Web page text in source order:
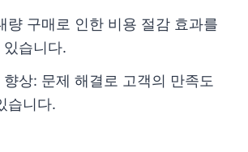
량 구매로 인한 비용 절감 효과를
습니다.
상: 문제 해결로 고객의 만족도
습니다.